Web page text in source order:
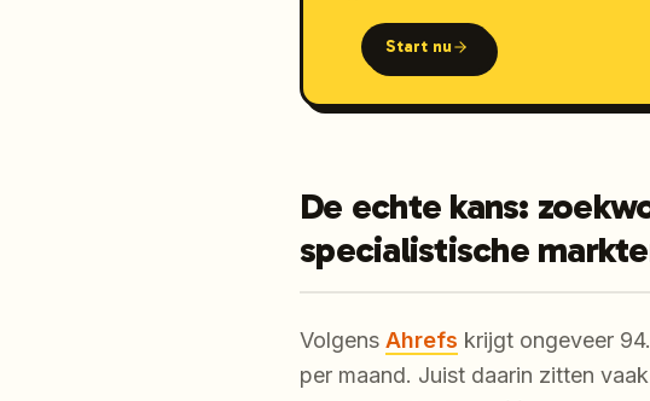
Start nu
De echte kans:
specialistische
Volgens Ahrefs krijgt ongeveer
per maand. Juist daarin zitten